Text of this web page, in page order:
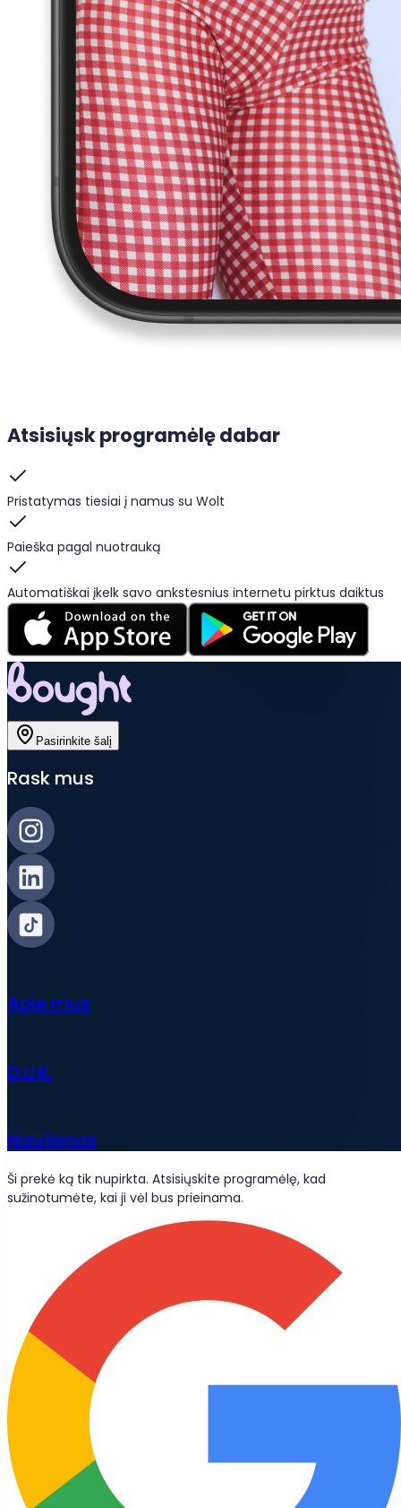
Ši prekė ką tik nupirkta. Atsisiųskite programėlę, kad
sužinotumėte, kai ji vėl bus prieinama.
Atsisiųsk programėlę dabar
Pristatymas tiesiai į namus su Wolt
Paieška pagal nuotrauką
Automatiškai įkelk savo ankstesnius internetu pirktus daiktus
Pasirinkite šalį
Rask mus
Apie mus
D.U.K.
Naujienos
Wolt pristatymai
Būkime draugais?
Būkite informuoti apie naujienas, tinklaraščio straipsnius ir
produktų atnaujinimus, kurie siunčiami tiesiai į jūsų pašto
dėžutę.
© 2026 Bought Oy
Užklausos žiniasklaidai
Pagalba
support@bought.app